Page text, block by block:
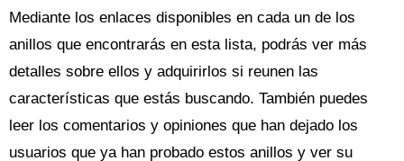
Mediante los enlaces disponibles en cada un de los
anillos que encontrarás en esta lista, podrás ver más
detalles sobre ellos y adquirirlos si reunen las
características que estás buscando. También puedes
leer los comentarios y opiniones que han dejado los
usuarios que ya han probado estos anillos y ver su